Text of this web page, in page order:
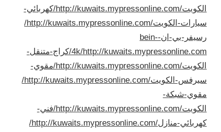
الكويت/
http://kuwaits.mypressonline.com/كهربائي-
سيارات-الكويت/
http://kuwaits.mypressonline.com/
رسيفر-بي-ان-bein-
4k/http://kuwaits.mypressonline.com/كراج-متنقل-
الكويت/
http://kuwaits.mypressonline.com/مقوي-
سيرفس-الكويت/
http://kuwaits.mypressonline.com/
مقوي-شبكة-
الكويت/
http://kuwaits.mypressonline.com/فني-
كهربائي-منازل/
http://kuwaits.mypressonline.com/